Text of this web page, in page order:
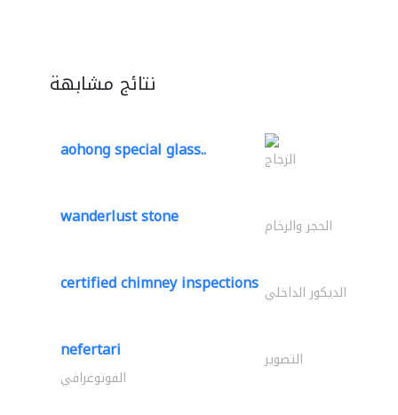
نتائج مشابهة
aohong special glass.. الزجاج
wanderlust stone الحجر والرخام
certified chimney inspections الديكور الداخلي
nefertari التصوير
الفوتوغرافي